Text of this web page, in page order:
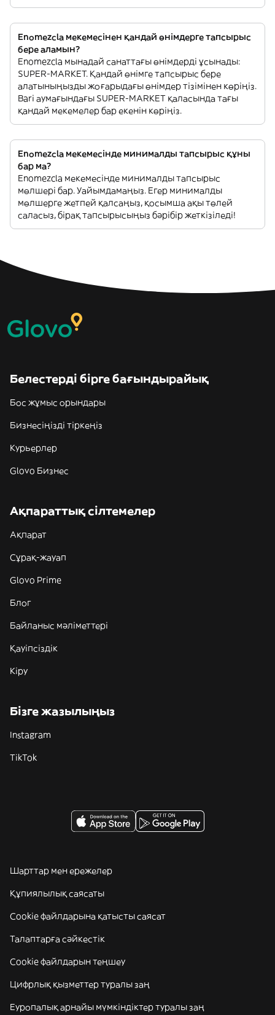
Enomezcla мекемесінен қандай өнімдерге тапсырыс
бере аламын?
Enomezcla мынадай санаттағы өнімдерді ұсынады:
SUPER-MARKET. Қандай өнімге тапсырыс бере
алатыныңызды жоғарыдағы өнімдер тізімінен көріңіз.
Bari аумағындағы SUPER-MARKET қаласында тағы
қандай мекемелер бар екенін көріңіз.
Enomezcla мекемесінде минималды тапсырыс құны
бар ма?
Enomezcla мекемесінде минималды тапсырыс
мөлшері бар. Уайымдамаңыз. Егер минималды
мөлшерге жетпей қалсаңыз, қосымша ақы төлей
саласыз, бірақ тапсырысыңыз бәрібір жеткізіледі!
Белестерді бірге бағындырайық
Бос жұмыс орындары
Бизнесіңізді тіркеңіз
Курьерлер
Glovo Бизнес
Ақпараттық сілтемелер
Ақпарат
Сұрақ-жауап
Glovo Prime
Блог
Байланыс мәліметтері
Қауіпсіздік
Кіру
Бізге жазылыңыз
Instagram
TikTok
Шарттар мен ережелер
Құпиялылық саясаты
Cookie файлдарына қатысты саясат
Талаптарға сәйкестік
Cookie файлдарын теңшеу
Цифрлық қызметтер туралы заң
Еуропалық арнайы мүмкіндіктер туралы заң